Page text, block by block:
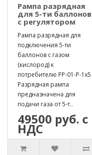
Рампа разрядная
для 5-ти баллонов
с регулятором
Рампа разрядная для
подключения 5-ти
баллонов с газом
(кислород) к
потребителю РР-01-Р-1х5
Разрядная рампа
предназначена для
подачи газа от 5-т..
49500 руб. с
НДС